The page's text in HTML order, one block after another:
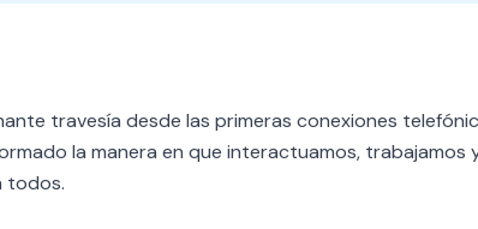
travesía desde las primeras conexiones
la manera en que interactuamos, trabajamos
todos.